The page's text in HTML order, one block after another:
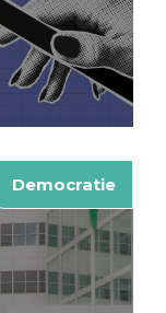
Democratie